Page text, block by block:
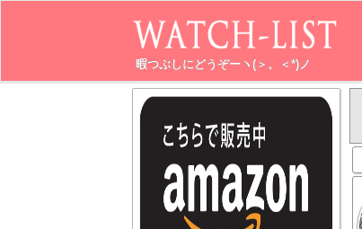
暇つぶしにどうぞーヽ(＞。＜*)ノ